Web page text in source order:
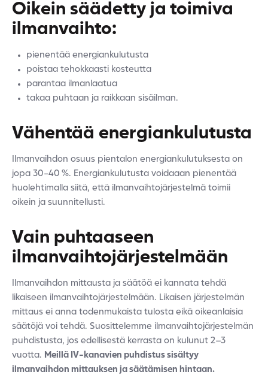
Oikein säädetty ja toimiva
ilmanvaihto:
pienentää energiankulutusta
poistaa tehokkaasti kosteutta
parantaa ilmanlaatua
takaa puhtaan ja raikkaan sisäilman.
Vähentää energiankulutusta
Ilmanvaihdon osuus pientalon energiankulutuksesta on
jopa 30-40 %. Energiankulutusta voidaaan pienentää
huolehtimalla siitä, että ilmanvaihtojärjestelmä toimii
oikein ja suunnitellusti.
Vain puhtaaseen
ilmanvaihtojärjestelmään
Ilmanvaihdon mittausta ja säätöä ei kannata tehdä
likaiseen ilmanvaihtojärjestelmään. Likaisen järjestelmän
mittaus ei anna todenmukaista tulosta eikä oikeanlaisia
säätöjä voi tehdä. Suosittelemme ilmanvaihtojärjestelmän
puhdistusta, jos edellisestä kerrasta on kulunut 2–3
vuotta. Meillä IV-kanavien puhdistus sisältyy
ilmanvaihdon mittauksen ja säätämisen hintaan.